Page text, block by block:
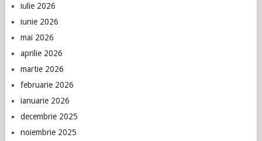
iulie 2026
iunie 2026
mai 2026
aprilie 2026
martie 2026
februarie 2026
ianuarie 2026
decembrie 2025
noiembrie 2025